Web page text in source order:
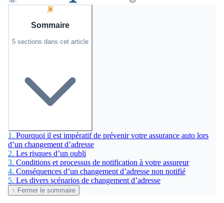
Sommaire
5 sections dans cet article
1. Pourquoi il est impératif de prévenir votre assurance auto lors
d’un changement d’adresse
2. Les risques d’un oubli
3. Conditions et processus de notification à votre assureur
4. Conséquences d’un changement d’adresse non notifié
5. Les divers scénarios de changement d’adresse
↑ Fermer le sommaire